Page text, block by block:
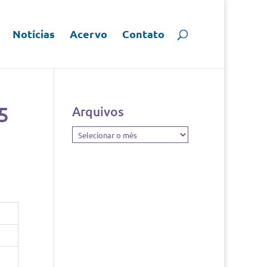
Notícias Acervo Contato
Arquivos
Arquivos